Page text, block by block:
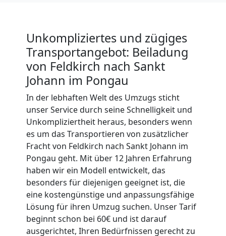
Unkompliziertes und zügiges
Transportangebot: Beiladung
von Feldkirch nach Sankt
Johann im Pongau
In der lebhaften Welt des Umzugs sticht
unser Service durch seine Schnelligkeit und
Unkompliziertheit heraus, besonders wenn
es um das Transportieren von zusätzlicher
Fracht von Feldkirch nach Sankt Johann im
Pongau geht. Mit über 12 Jahren Erfahrung
haben wir ein Modell entwickelt, das
besonders für diejenigen geeignet ist, die
eine kostengünstige und anpassungsfähige
Lösung für ihren Umzug suchen. Unser Tarif
beginnt schon bei 60€ und ist darauf
ausgerichtet, Ihren Bedürfnissen gerecht zu
Umzugshelfer
Feldkirch
Möbeltaxi
Feldkirch
Kleintransport